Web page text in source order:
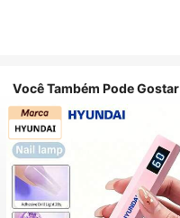
Você Também Pode Gostar